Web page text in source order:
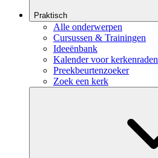
Praktisch
Alle onderwerpen
Cursussen & Trainingen
Ideeënbank
Kalender voor kerkenraden
Preekbeurtenzoeker
Zoek een kerk